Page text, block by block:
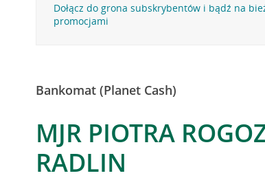
Dołącz do grona subskrybentów i bądź na
promocjami
Bankomat (Planet Cash)
MJR PIOTRA
RADLIN